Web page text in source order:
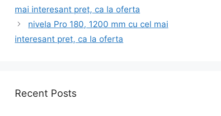
mai interesant pret, ca la oferta
nivela Pro 180, 1200 mm cu cel mai
interesant pret, ca la oferta
Recent Posts